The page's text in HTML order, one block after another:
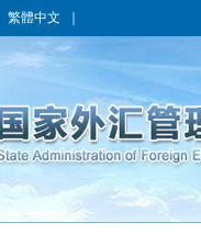
繁體中文